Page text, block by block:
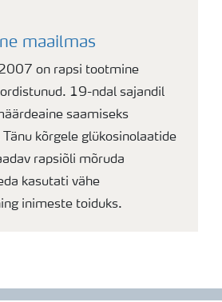
maailmas
on rapsi tootmine
19-ndal sajandil
saamiseks
kõrgele glükosinolaatide
rapsiõli mõruda
kasutati vähe
inimeste toiduks.